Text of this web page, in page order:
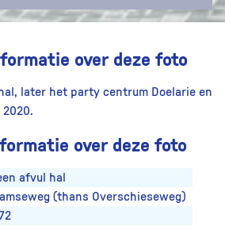
over deze foto
later het party centrum Doelarie en
over deze foto
afvul hal
(thans Overschieseweg)